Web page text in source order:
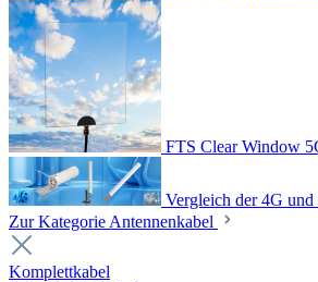
FTS Clear Window
Vergleich der 4G
Zur Kategorie Antennenkabel
Komplettkabel